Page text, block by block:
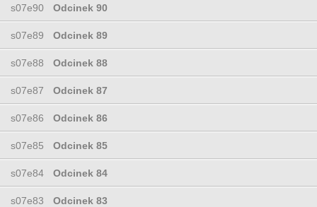
s07e90 Odcinek 90
s07e89 Odcinek 89
s07e88 Odcinek 88
s07e87 Odcinek 87
s07e86 Odcinek 86
s07e85 Odcinek 85
s07e84 Odcinek 84
s07e83 Odcinek 83